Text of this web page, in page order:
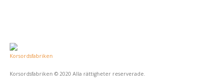
Korsordsfabriken © 2020 Alla rättigheter reserverade.